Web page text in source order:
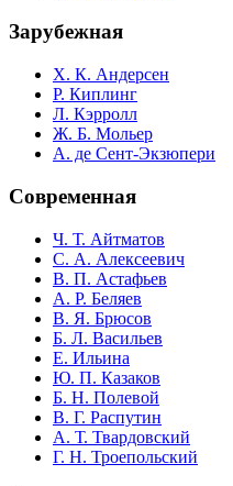
Зарубежная
Х. К. Андерсен
Р. Киплинг
Л. Кэрролл
Ж. Б. Мольер
А. де Сент-Экзюпери
Современная
Ч. Т. Айтматов
С. А. Алексеевич
В. П. Астафьев
А. Р. Беляев
В. Я. Брюсов
Б. Л. Васильев
Е. Ильина
Ю. П. Казаков
Б. Н. Полевой
В. Г. Распутин
А. Т. Твардовский
Г. Н. Троепольский